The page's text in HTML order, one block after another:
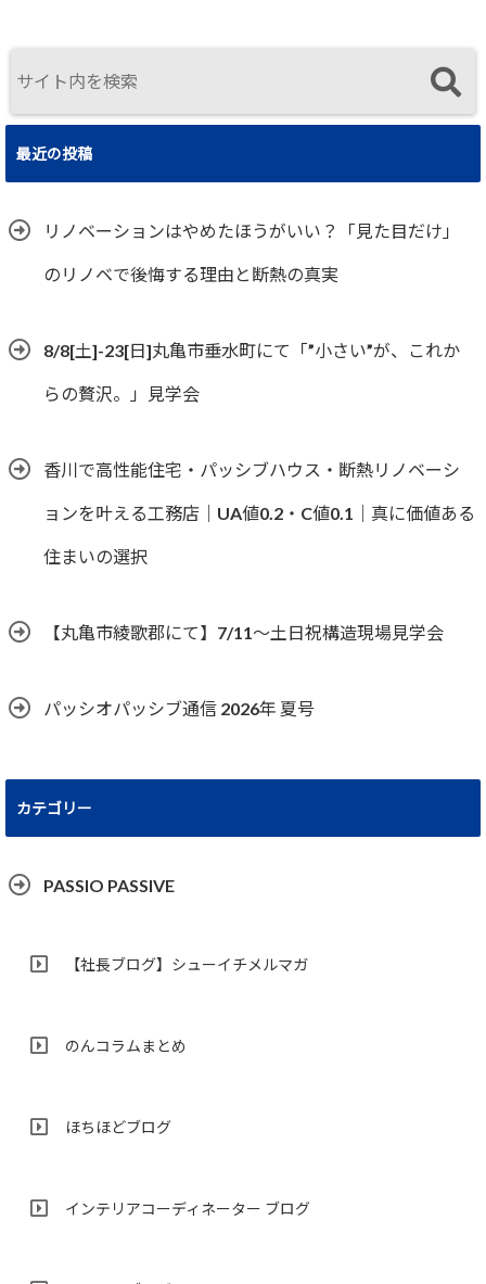
最近の投稿
リノベーションはやめたほうがいい？「見た目だけ」
のリノベで後悔する理由と断熱の真実
8/8[土]-23[日]丸亀市垂水町にて「”小さい”が、これか
らの贅沢。」見学会
香川で高性能住宅・パッシブハウス・断熱リノベーシ
ョンを叶える工務店｜UA値0.2・C値0.1｜真に価値ある
住まいの選択
【丸亀市綾歌郡にて】7/11～土日祝構造現場見学会
パッシオパッシブ通信 2026年 夏号
カテゴリー
PASSIO PASSIVE
【社長ブログ】シューイチメルマガ
のんコラムまとめ
ほちほどブログ
インテリアコーディネーター ブログ